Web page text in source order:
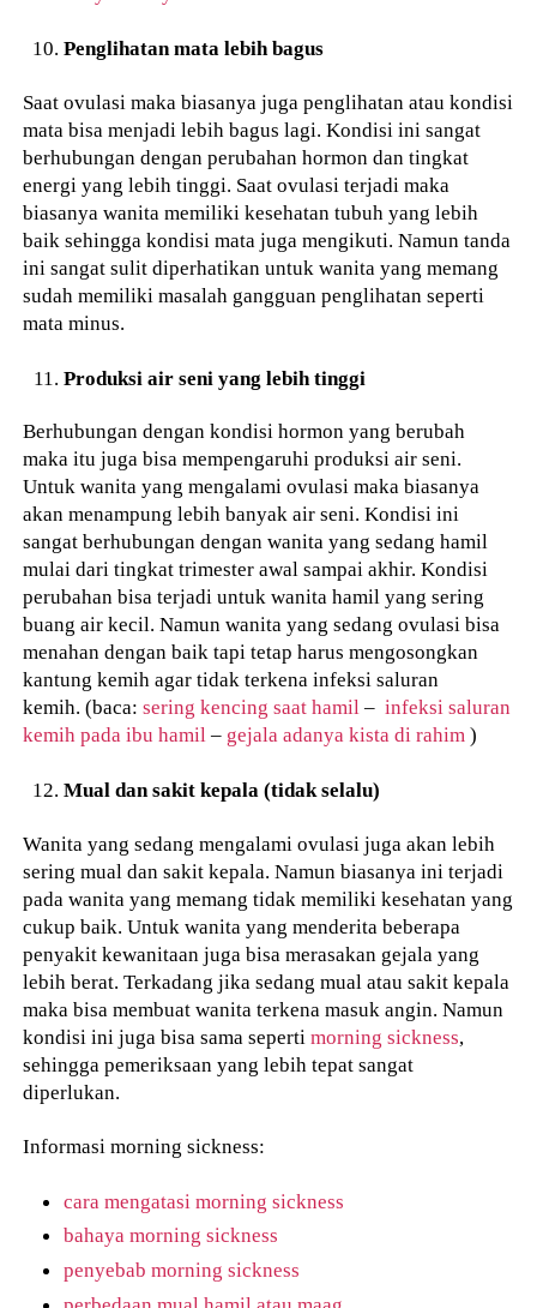
Penglihatan mata lebih bagus
Saat ovulasi maka biasanya juga penglihatan atau kondisi
mata bisa menjadi lebih bagus lagi. Kondisi ini sangat
berhubungan dengan perubahan hormon dan tingkat
energi yang lebih tinggi. Saat ovulasi terjadi maka
biasanya wanita memiliki kesehatan tubuh yang lebih
baik sehingga kondisi mata juga mengikuti. Namun tanda
ini sangat sulit diperhatikan untuk wanita yang memang
sudah memiliki masalah gangguan penglihatan seperti
mata minus.
Produksi air seni yang lebih tinggi
Berhubungan dengan kondisi hormon yang berubah
maka itu juga bisa mempengaruhi produksi air seni.
Untuk wanita yang mengalami ovulasi maka biasanya
akan menampung lebih banyak air seni. Kondisi ini
sangat berhubungan dengan wanita yang sedang hamil
mulai dari tingkat trimester awal sampai akhir. Kondisi
perubahan bisa terjadi untuk wanita hamil yang sering
buang air kecil. Namun wanita yang sedang ovulasi bisa
menahan dengan baik tapi tetap harus mengosongkan
kantung kemih agar tidak terkena infeksi saluran
kemih. (baca:sering kencing saat hamil –infeksi saluran
kemih pada ibu hamil – gejala adanya kista di rahim )
Mual dan sakit kepala (tidak selalu)
Wanita yang sedang mengalami ovulasi juga akan lebih
sering mual dan sakit kepala. Namun biasanya ini terjadi
pada wanita yang memang tidak memiliki kesehatan yang
cukup baik. Untuk wanita yang menderita beberapa
penyakit kewanitaan juga bisa merasakan gejala yang
lebih berat. Terkadang jika sedang mual atau sakit kepala
maka bisa membuat wanita terkena masuk angin. Namun
kondisi ini juga bisa sama sepertimorning sickness,
sehingga pemeriksaan yang lebih tepat sangat
diperlukan.
Informasi morning sickness:
cara mengatasi morning sickness
bahaya morning sickness
penyebab morning sickness